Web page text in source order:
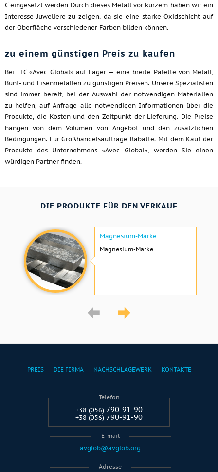
C eingesetzt werden Durch dieses Metall vor kurzem haben wir ein
Interesse Juweliere zu zeigen, da sie eine starke Oxidschicht auf
der Oberfläche verschiedener Farben bilden können.
zu einem günstigen Preis zu kaufen
Bei LLC «Avec Global» auf Lager — eine breite Palette von Metall,
Bunt- und Eisenmetallen zu günstigen Preisen. Unsere Spezialisten
sind immer bereit, bei der Auswahl der notwendigen Materialien
zu helfen, auf Anfrage alle notwendigen Informationen über die
Produkte, die Kosten und den Zeitpunkt der Lieferung. Die Preise
hängen von dem Volumen von Angebot und den zusätzlichen
Bedingungen. Für Großhandelsaufträge Rabatte. Mit dem Kauf der
Produkte des Unternehmens «Avec Global», werden Sie einen
würdigen Partner finden.
DIE PRODUKTE FÜR DEN VERKAUF
Magnesium-Marke
Magnesium-Marke
PREIS DIE FIRMA NACHSCHLAGEWERK KONTAKTE
Telefon
+38 (056) 790-91-90
+38 (056) 790-91-90
E-mail
avglob@avglob.org
Adresse